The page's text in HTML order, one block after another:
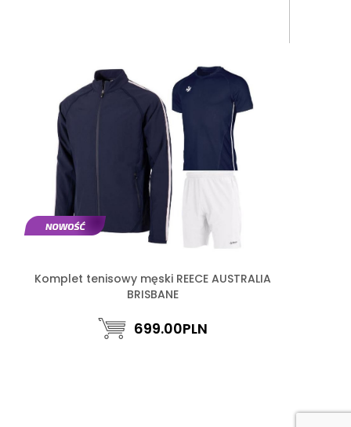
Komplet tenisowy męski REECE AUSTRALIA
BRISBANE
699.00PLN